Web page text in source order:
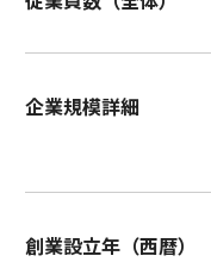
企業規模詳細
創業設立年（西暦）